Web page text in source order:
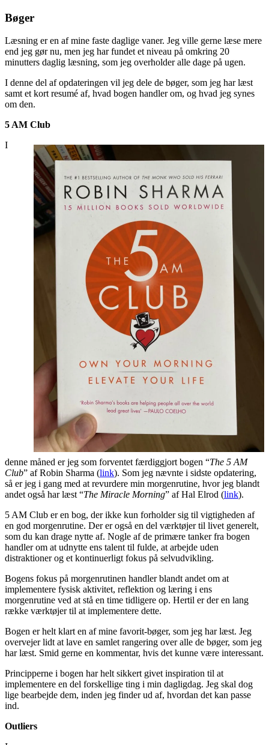
Bøger
Læsning er en af mine faste daglige vaner. Jeg ville gerne læse mere
end jeg gør nu, men jeg har fundet et niveau på omkring 20
minutters daglig læsning, som jeg overholder alle dage på ugen.
I denne del af opdateringen vil jeg dele de bøger, som jeg har læst
samt et kort resumé af, hvad bogen handler om, og hvad jeg synes
om den.
5 AM Club
I
denne måned er jeg som forventet færdiggjort bogen “The 5 AM
Club” af Robin Sharma (link). Som jeg nævnte i sidste opdatering,
så er jeg i gang med at revurdere min morgenrutine, hvor jeg blandt
andet også har læst “The Miracle Morning” af Hal Elrod (link).
5 AM Club er en bog, der ikke kun forholder sig til vigtigheden af
en god morgenrutine. Der er også en del værktøjer til livet generelt,
som du kan drage nytte af. Nogle af de primære tanker fra bogen
handler om at udnytte ens talent til fulde, at arbejde uden
distraktioner og et kontinuerligt fokus på selvudvikling.
Bogens fokus på morgenrutinen handler blandt andet om at
implementere fysisk aktivitet, reflektion og læring i ens
morgenrutine ved at stå en time tidligere op. Hertil er der en lang
række værktøjer til at implementere dette.
Bogen er helt klart en af mine favorit-bøger, som jeg har læst. Jeg
overvejer lidt at lave en samlet rangering over alle de bøger, som jeg
har læst. Smid gerne en kommentar, hvis det kunne være interessant.
Principperne i bogen har helt sikkert givet inspiration til at
implementere en del forskellige ting i min dagligdag. Jeg skal dog
lige bearbejde dem, inden jeg finder ud af, hvordan det kan passe
ind.
Outliers